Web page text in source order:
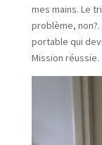
mes mains. Le
problème,
portable qui
Mission réussie.